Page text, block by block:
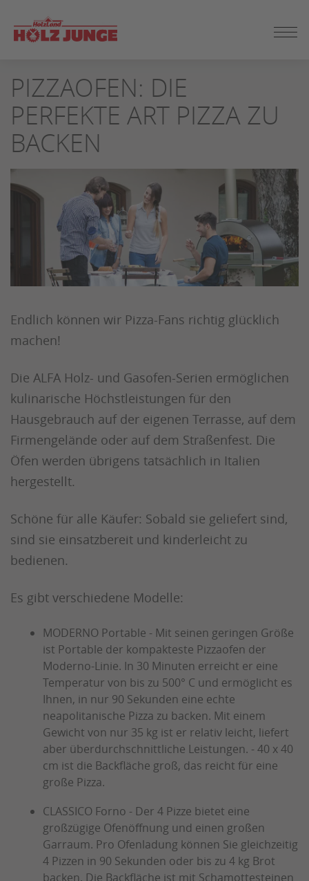
SEITENINHALT
SPRINGEN
PIZZAOFEN: DIE
PERFEKTE ART PIZZA ZU
BACKEN
Endlich können wir Pizza-Fans richtig glücklich
machen!
Die ALFA Holz- und Gasofen-Serien ermöglichen
kulinarische Höchstleistungen für den
Hausgebrauch auf der eigenen Terrasse, auf dem
Firmengelände oder auf dem Straßenfest. Die
Öfen werden übrigens tatsächlich in Italien
hergestellt.
Schöne für alle Käufer: Sobald sie geliefert sind,
sind sie einsatzbereit und kinderleicht zu
bedienen.
Es gibt verschiedene Modelle:
MODERNO Portable - Mit seinen geringen Größe
ist Portable der kompakteste Pizzaofen der
Moderno-Linie. In 30 Minuten erreicht er eine
Temperatur von bis zu 500° C und ermöglicht es
Ihnen, in nur 90 Sekunden eine echte
neapolitanische Pizza zu backen. Mit einem
Gewicht von nur 35 kg ist er relativ leicht, liefert
aber überdurchschnittliche Leistungen. - 40 x 40
cm ist die Backfläche groß, das reicht für eine
große Pizza.
CLASSICO Forno - Der 4 Pizze bietet eine
großzügige Ofenöffnung und einen großen
Garraum. Pro Ofenladung können Sie gleichzeitig
4 Pizzen in 90 Sekunden oder bis zu 4 kg Brot
backen. Die Backfläche ist mit Schamottesteinen